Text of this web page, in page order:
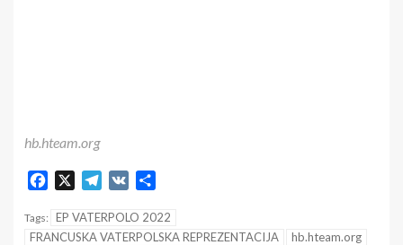
hb.hteam.org
Facebook Telegram
VK
Tags: EP VATERPOLO 2022
FRANCUSKA VATERPOLSKA REPREZENTACIJA
hb.hteam.org